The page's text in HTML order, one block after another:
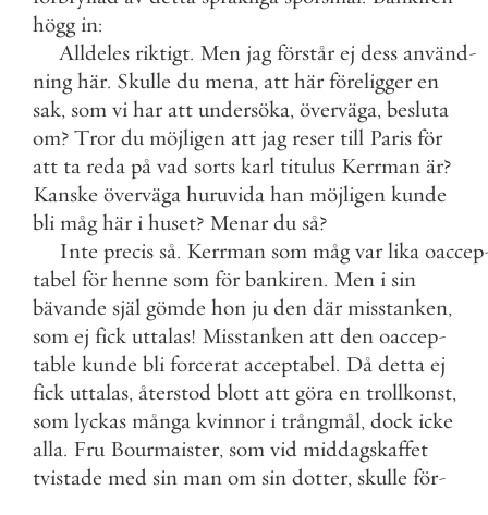
högg in:
Alldeles riktigt. Men jag förstår ej dess använd-
ning här. Skulle du mena, att här föreligger en
sak, som vi har att undersöka, överväga, besluta
om? Tror du möjligen att jag reser till Paris för
att ta reda på vad sorts karl titulus Kerrman är?
Kanske överväga huruvida han möjligen kunde
bli måg här i huset? Menar du så?
Inte precis så. Kerrman som måg var lika oaccep
tabel för henne som för bankiren. Men i sin
bävande själ gömde hon ju den där misstanken,
som ej fick uttalas! Misstanken att den oaccep-
table kunde bli forcerat acceptabel. Då detta ej
fick uttalas, återstod blott att göra en trollkonst,
som lyckas många kvinnor i trångmål, dock icke
alla. Fru Bourmaister, som vid middagskaffet
tvistade med sin man om sin dotter, skulle för-